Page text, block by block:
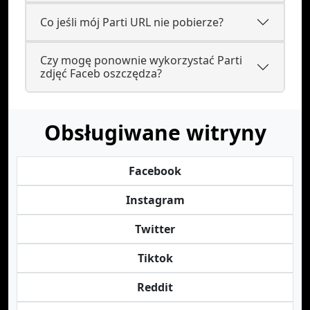
Co jeśli mój Parti URL nie pobierze?
Czy mogę ponownie wykorzystać Parti
zdjęć Faceb oszczędza?
Obsługiwane witryny
Facebook
Instagram
Twitter
Tiktok
Reddit